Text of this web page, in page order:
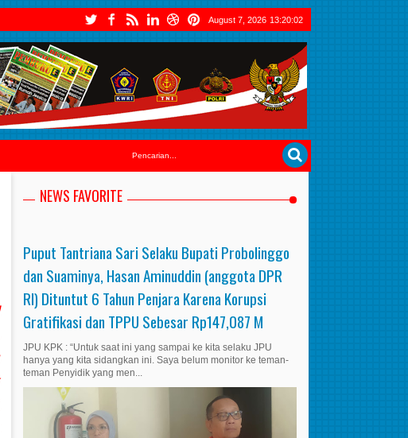
August 7, 2026 13:20:03
NEWS FAVORITE
Puput Tantriana Sari Selaku Bupati Probolinggo
dan Suaminya, Hasan Aminuddin (anggota DPR
RI) Dituntut 6 Tahun Penjara Karena Korupsi
Gratifikasi dan TPPU Sebesar Rp147,087 M
JPU KPK : “Untuk saat ini yang sampai ke kita selaku JPU
hanya yang kita sidangkan ini. Saya belum monitor ke teman-
teman Penyidik yang men...